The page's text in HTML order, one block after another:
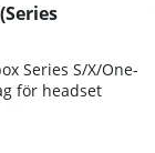
Series S/X/One-
för headset